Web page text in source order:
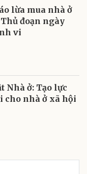
lừa mua nhà ở
đoạn ngày
vi
Nhà ở: Tạo lực
cho nhà ở xã hội